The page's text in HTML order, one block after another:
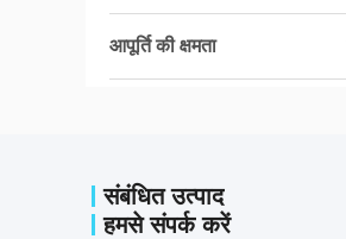
आपूर्ति की क्षमता
संबंधित उत्पाद
हमसे संपर्क करें